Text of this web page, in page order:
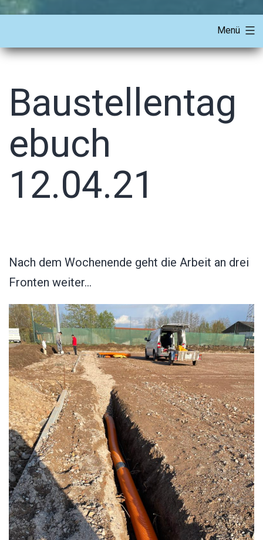
Menü
Baustellentag
ebuch
12.04.21
Nach dem Wochenende geht die Arbeit an drei
Fronten weiter…